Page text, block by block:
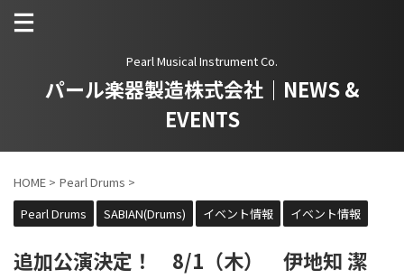
Pearl Musical Instrument Co.
パール楽器製造株式会社｜NEWS &
EVENTS
HOME > Pearl Drums >
Pearl Drums
SABIAN(Drums) イベント情報 イベント情報
追加公演決定！ 8/1（木） 伊地知 潔